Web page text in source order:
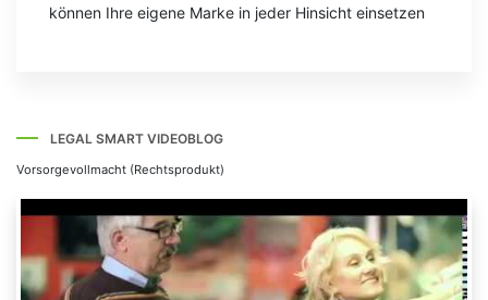
können Ihre eigene Marke in jeder Hinsicht einsetzen
LEGAL SMART VIDEOBLOG
Vorsorgevollmacht (Rechtsprodukt)